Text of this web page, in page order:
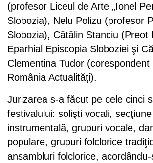
(profesor Liceul de Arte „Ionel
Slobozia), Nelu Polizu (profesor
Slobozia), Cătălin Stanciu (Preot
Eparhial Episcopia Sloboziei şi
Clementina Tudor (corespondent
România Actualităţi).
Jurizarea s-a făcut pe cele cinci
festivalului: solişti vocali, secţiune
instrumentală, grupuri vocale,
populare, grupuri folclorice
ansambluri folclorice, acordându-